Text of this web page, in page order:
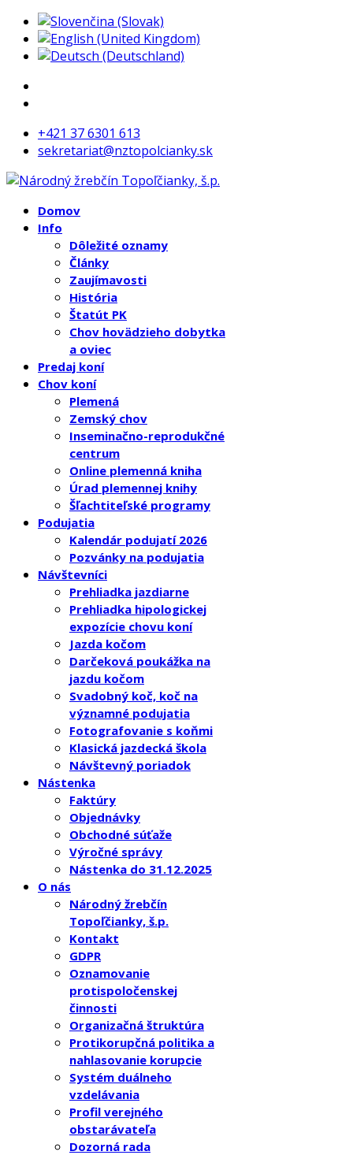
+421 37 6301 613
sekretariat@nztopolcianky.sk
Domov
Info
Dôležité oznamy
Články
Zaujímavosti
História
Štatút PK
Chov hovädzieho dobytka
a oviec
Predaj koní
Chov koní
Plemená
Zemský chov
Inseminačno-reprodukčné
centrum
Online plemenná kniha
Úrad plemennej knihy
Šľachtiteľské programy
Podujatia
Kalendár podujatí 2026
Pozvánky na podujatia
Návštevníci
Prehliadka jazdiarne
Prehliadka hipologickej
expozície chovu koní
Jazda kočom
Darčeková poukážka na
jazdu kočom
Svadobný koč, koč na
významné podujatia
Fotografovanie s koňmi
Klasická jazdecká škola
Návštevný poriadok
Nástenka
Faktúry
Objednávky
Obchodné súťaže
Výročné správy
Nástenka do 31.12.2025
O nás
Národný žrebčín
Topoľčianky, š.p.
Kontakt
GDPR
Oznamovanie
protispoločenskej
činnosti
Organizačná štruktúra
Protikorupčná politika a
nahlasovanie korupcie
Systém duálneho
vzdelávania
Profil verejného
obstarávateľa
Dozorná rada